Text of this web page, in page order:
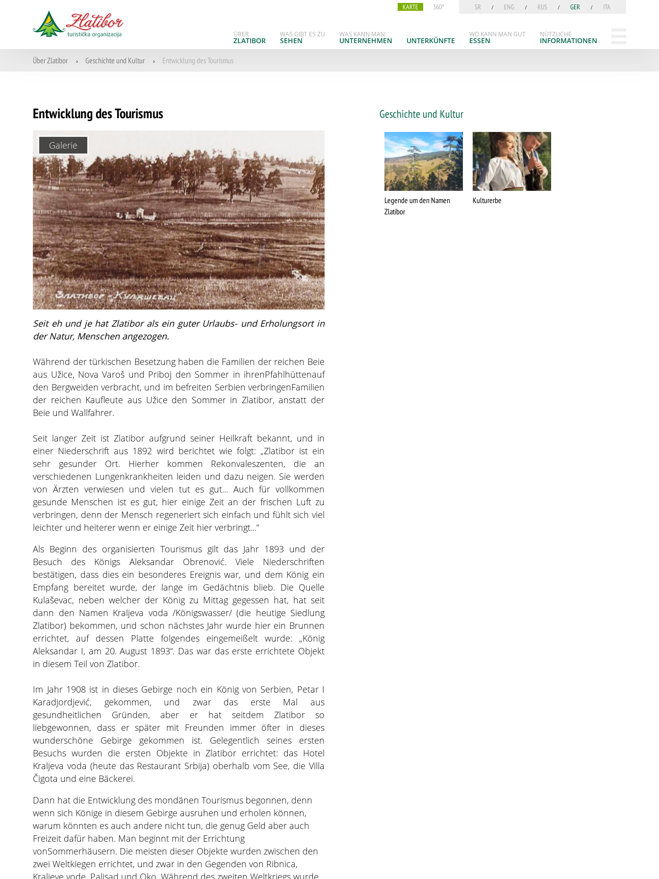
KARTE 360° SR ENG RUS GER ITA
ÜBER
ZLATIBOR
WAS GIBT ES ZU
SEHEN
WAS KANN MAN
UNTERNEHMEN UNTERKÜNFTE
WO KANN MAN GUT
ESSEN
NÜTZLICHE
INFORMATIONEN
Über Zlatibor > Geschichte und Kultur > Entwicklung des Tourismus
Entwicklung des Tourismus
Seit eh und je hat Zlatibor als ein guter Urlaubs- und Erholungsort in
der Natur, Menschen angezogen.
Während der türkischen Besetzung haben die Familien der reichen Beie
aus Užice, Nova Varoš und Priboj den Sommer in ihrenPfahlhüttenauf
den Bergweiden verbracht, und im befreiten Serbien verbringenFamilien
der reichen Kaufleute aus Užice den Sommer in Zlatibor, anstatt der
Beie und Wallfahrer.
Seit langer Zeit ist Zlatibor aufgrund seiner Heilkraft bekannt, und in
einer Niederschrift aus 1892 wird berichtet wie folgt: „Zlatibor ist ein
sehr gesunder Ort. Hierher kommen Rekonvaleszenten, die an
verschiedenen Lungenkrankheiten leiden und dazu neigen. Sie werden
von Ärzten verwiesen und vielen tut es gut... Auch für vollkommen
gesunde Menschen ist es gut, hier einige Zeit an der frischen Luft zu
verbringen, denn der Mensch regeneriert sich einfach und fühlt sich viel
leichter und heiterer wenn er einige Zeit hier verbringt...“
Als Beginn des organisierten Tourismus gilt das Jahr 1893 und der
Besuch des Königs Aleksandar Obrenović. Viele Niederschriften
bestätigen, dass dies ein besonderes Ereignis war, und dem König ein
Empfang bereitet wurde, der lange im Gedächtnis blieb. Die Quelle
Kulaševac, neben welcher der König zu Mittag gegessen hat, hat seit
dann den Namen Kraljeva voda /Königswasser/ (die heutige Siedlung
Zlatibor) bekommen, und schon nächstes Jahr wurde hier ein Brunnen
errichtet, auf dessen Platte folgendes eingemeißelt wurde: „König
Aleksandar I, am 20. August 1893“. Das war das erste errichtete Objekt
in diesem Teil von Zlatibor.
Im Jahr 1908 ist in dieses Gebirge noch ein König von Serbien, Petar I
Karadjordjević, gekommen, und zwar das erste Mal aus
gesundheitlichen Gründen, aber er hat seitdem Zlatibor so
liebgewonnen, dass er später mit Freunden immer öfter in dieses
wunderschöne Gebirge gekommen ist. Gelegentlich seines ersten
Besuchs wurden die ersten Objekte in Zlatibor errichtet: das Hotel
Kraljeva voda (heute das Restaurant Srbija) oberhalb vom See, die Villa
Čigota und eine Bäckerei.
Dann hat die Entwicklung des mondänen Tourismus begonnen, denn
wenn sich Könige in diesem Gebirge ausruhen und erholen können,
warum könnten es auch andere nicht tun, die genug Geld aber auch
Freizeit dafür haben. Man beginnt mit der Errichtung
vonSommerhäusern. Die meisten dieser Objekte wurden zwischen den
zwei Weltkiegen errichtet, und zwar in den Gegenden von Ribnica,
Kraljeve vode, Palisad und Oko. Während des zweiten Weltkriegs wurde
Galerie
Geschichte und Kultur
Legende um den Namen
Zlatibor
Kulturerbe